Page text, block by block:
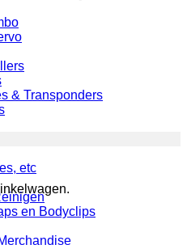
& Transponders
etc
en Bodyclips